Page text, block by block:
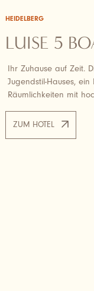
HEIDELBERG
LUISE 5
Ihr Zuhause auf Zeit.
Jugendstil-Hauses,
Räumlichkeiten mit
ZUM HOTEL